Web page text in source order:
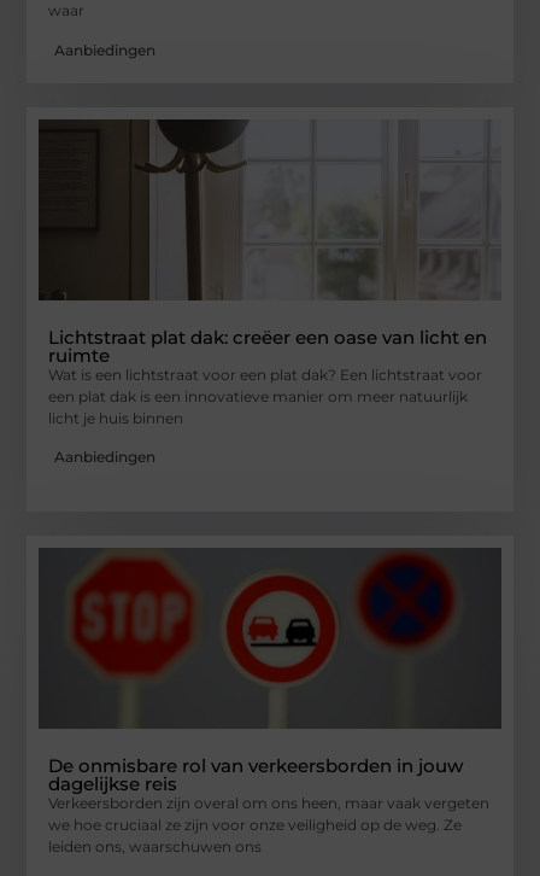
waar
Aanbiedingen
Lichtstraat plat dak: creëer een oase van licht en
ruimte
Wat is een lichtstraat voor een plat dak? Een lichtstraat voor
een plat dak is een innovatieve manier om meer natuurlijk
licht je huis binnen
Aanbiedingen
De onmisbare rol van verkeersborden in jouw
dagelijkse reis
Verkeersborden zijn overal om ons heen, maar vaak vergeten
we hoe cruciaal ze zijn voor onze veiligheid op de weg. Ze
leiden ons, waarschuwen ons